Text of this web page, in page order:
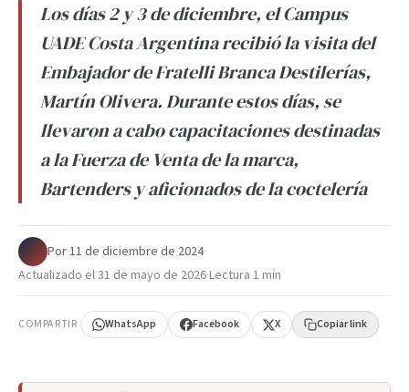
Los días 2 y 3 de diciembre, el Campus
UADE Costa Argentina recibió la visita del
Embajador de Fratelli Branca Destilerías,
Martín Olivera. Durante estos días, se
llevaron a cabo capacitaciones destinadas
a la Fuerza de Venta de la marca,
Bartenders y aficionados de la coctelería
Por·11 de diciembre de 2024·
Actualizado el31 de mayo de 2026·Lectura 1 min
COMPARTIR WhatsApp Facebook X Copiar link